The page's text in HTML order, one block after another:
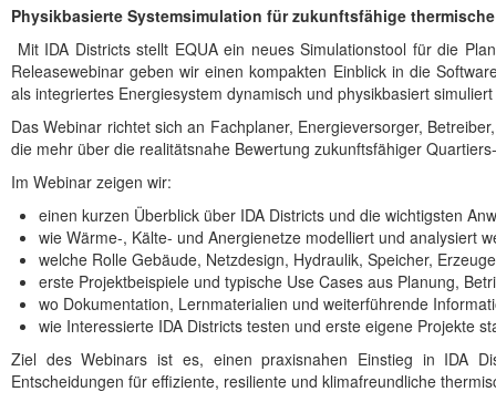
Physikbasierte Systemsimulation für zukunftsfähige
Mit IDA Districts stellt EQUA ein neues Simulationstool für die
Releasewebinar geben wir einen kompakten Einblick in die
als integriertes Energiesystem dynamisch und physikbasiert
Das Webinar richtet sich an Fachplaner, Energieversorger,
die mehr über die realitätsnahe Bewertung zukunftsfähiger
Im Webinar zeigen wir:
einen kurzen Überblick über IDA Districts und die wichtigsten
wie Wärme-, Kälte- und Anergienetze modelliert und analysiert
welche Rolle Gebäude, Netzdesign, Hydraulik, Speicher,
erste Projektbeispiele und typische Use Cases aus Planung,
wo Dokumentation, Lernmaterialien und weiterführende
wie Interessierte IDA Districts testen und erste eigene Projekte
Ziel des Webinars ist es, einen praxisnahen Einstieg in IDA
Entscheidungen für effiziente, resiliente und klimafreundliche